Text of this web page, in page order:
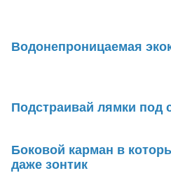
Водонепроницаемая
Подстраивай лямки под
Боковой карман в
даже зонтик